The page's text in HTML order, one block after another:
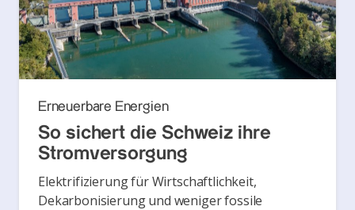
Erneuerbare Energien
So sichert die Schweiz ihre
Stromversorgung
Elektrifizierung für Wirtschaftlichkeit,
Dekarbonisierung und weniger fossile